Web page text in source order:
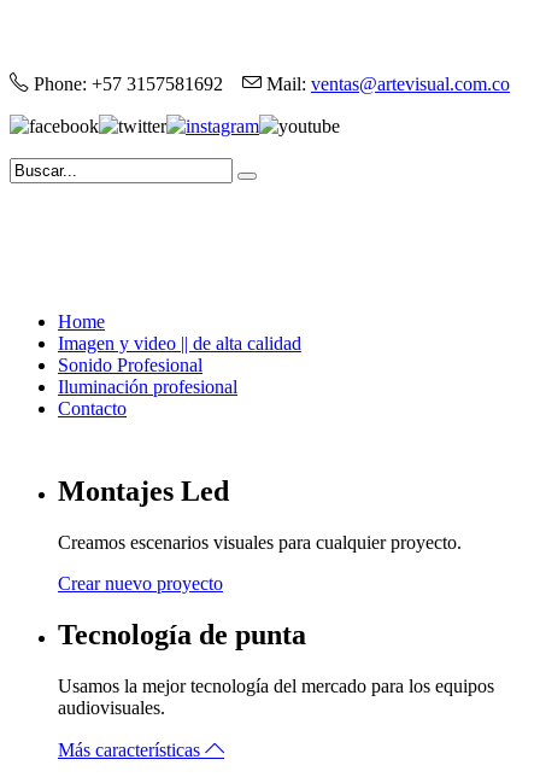
Phone: +57 3157581692 Mail: ventas@artevisual.com.co
Home
Imagen y video || de alta calidad
Sonido Profesional
Iluminación profesional
Contacto
Montajes Led
Creamos escenarios visuales para cualquier proyecto.
Crear nuevo proyecto
Tecnología de punta
Usamos la mejor tecnología del mercado para los equipos
audiovisuales.
Más características